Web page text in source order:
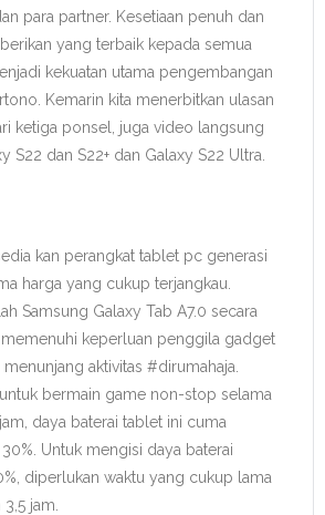
para partner. Kesetiaan penuh dan
yang terbaik kepada semua
kekuatan utama pengembangan
Kemarin kita menerbitkan ulasan
ketiga ponsel, juga video langsung
S22 dan S22+ dan Galaxy S22 Ultra.
kan perangkat tablet pc generasi
harga yang cukup terjangkau.
Samsung Galaxy Tab A7.0 secara
keperluan penggila gadget
aktivitas #dirumahaja.
bermain game non-stop selama
daya baterai tablet ini cuma
Untuk mengisi daya baterai
diperlukan waktu yang cukup lama
jam.